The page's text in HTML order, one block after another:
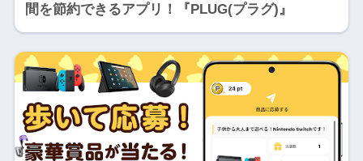
間を節約できるアプリ！『PLUG(プラグ)』